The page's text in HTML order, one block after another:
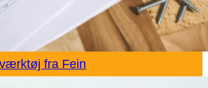
fra Fein